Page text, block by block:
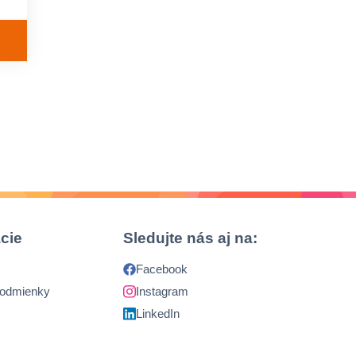
Sledujte nás aj na:
Facebook
Instagram
LinkedIn